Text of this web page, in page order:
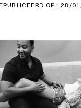
OP : 28/